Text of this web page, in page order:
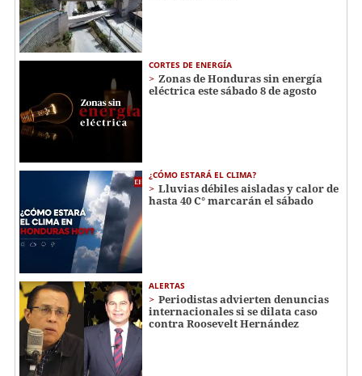
CORTES DE ENERGÍA
Zonas de Honduras sin energía
eléctrica este sábado 8 de agosto
¿CÓMO ESTARÁ EL CLIMA?
Lluvias débiles aisladas y calor de
hasta 40 C° marcarán el sábado
ALERTAS
Periodistas advierten denuncias
internacionales si se dilata caso
contra Roosevelt Hernández